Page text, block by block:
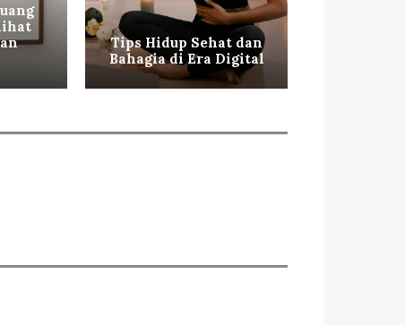
Tips Hidup Sehat dan
Bahagia di Era Digital
Cara
Hidup